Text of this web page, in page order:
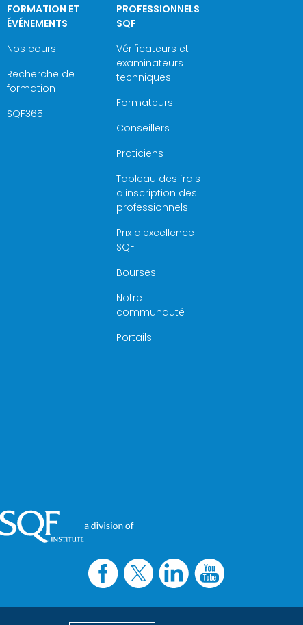
FORMATION ET
ÉVÉNEMENTS
Nos cours
Recherche de
formation
SQF365
PROFESSIONNELS
SQF
Vérificateurs et
examinateurs
techniques
Formateurs
Conseillers
Praticiens
Tableau des frais
d'inscription des
professionnels
Prix d'excellence
SQF
Bourses
Notre
communauté
Portails